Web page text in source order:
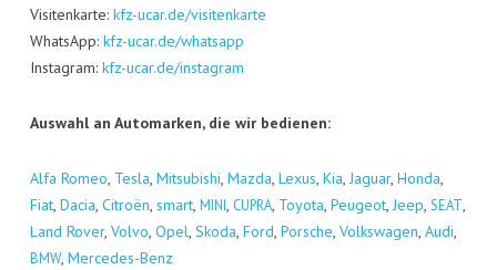
Visi­ten­kar­te: kfz-ucar.de/visitenkarte
Whats­App: kfz-ucar.de/whatsapp
Insta­gram: kfz-ucar.de/instagram
Aus­wahl an Auto­mar­ken, die wir bedienen:
Alfa Romeo, Tes­la, Mitsu­bi­shi, Maz­da, Lexus, Kia, Jagu­ar, Hon­da,
Fiat, Dacia, Citro­ën, smart, MINI, CUPRA, Toyo­ta, Peu­geot, Jeep, SEAT,
Land Rover, Vol­vo, Opel, Sko­da, Ford, Por­sche, Volks­wa­gen, Audi,
BMW, Mer­ce­des-Benz